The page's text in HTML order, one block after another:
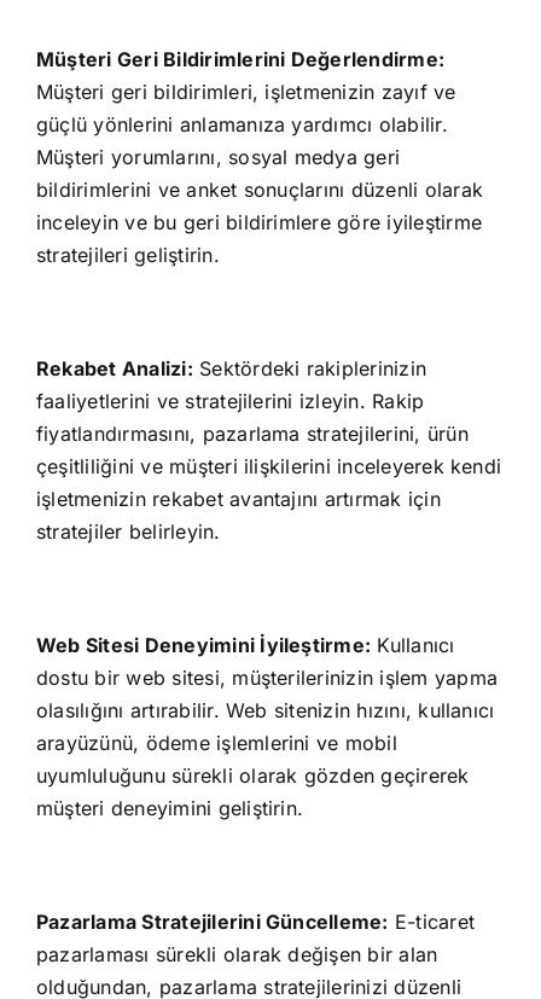
Müşteri Geri Bildirimlerini Değerlendirme:
Müşteri geri bildirimleri, işletmenizin zayıf ve
güçlü yönlerini anlamanıza yardımcı olabilir.
Müşteri yorumlarını, sosyal medya geri
bildirimlerini ve anket sonuçlarını düzenli olarak
inceleyin ve bu geri bildirimlere göre iyileştirme
stratejileri geliştirin.
Rekabet Analizi: Sektördeki rakiplerinizin
faaliyetlerini ve stratejilerini izleyin. Rakip
fiyatlandırmasını, pazarlama stratejilerini, ürün
çeşitliliğini ve müşteri ilişkilerini inceleyerek kendi
işletmenizin rekabet avantajını artırmak için
stratejiler belirleyin.
Web Sitesi Deneyimini İyileştirme: Kullanıcı
dostu bir web sitesi, müşterilerinizin işlem yapma
olasılığını artırabilir. Web sitenizin hızını, kullanıcı
arayüzünü, ödeme işlemlerini ve mobil
uyumluluğunu sürekli olarak gözden geçirerek
müşteri deneyimini geliştirin.
Pazarlama Stratejilerini Güncelleme: E-ticaret
pazarlaması sürekli olarak değişen bir alan
olduğundan, pazarlama stratejilerinizi düzenli